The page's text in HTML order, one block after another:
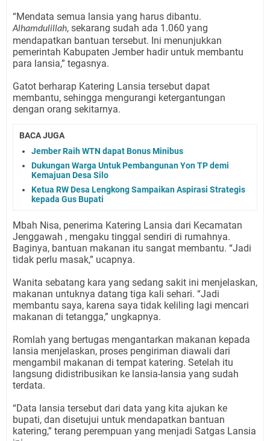
“Mendata semua lansia yang harus dibantu.
Alhamdulillah, sekarang sudah ada 1.060 yang
mendapatkan bantuan tersebut. Ini menunjukkan
pemerintah Kabupaten Jember hadir untuk membantu
para lansia,” tegasnya.
Gatot berharap Katering Lansia tersebut dapat
membantu, sehingga mengurangi ketergantungan
dengan orang sekitarnya.
BACA JUGA
Jember Raih WTN dapat Bonus Minibus
Dukungan Warga Untuk Pembangunan Yon TP demi
Kemajuan Desa Silo
Ketua RW Desa Lengkong Sampaikan Aspirasi Strategis
kepada Gus Bupati
Mbah Nisa, penerima Katering Lansia dari Kecamatan
Jenggawah , mengaku tinggal sendiri di rumahnya.
Baginya, bantuan makanan itu sangat membantu. “Jadi
tidak perlu masak,” ucapnya.
Wanita sebatang kara yang sedang sakit ini menjelaskan,
makanan untuknya datang tiga kali sehari. “Jadi
membantu saya, karena saya tidak keliling lagi mencari
makanan di tetangga,” ungkapnya.
Romlah yang bertugas mengantarkan makanan kepada
lansia menjelaskan, proses pengiriman diawali dari
mengambil makanan di tempat katering. Setelah itu
langsung didistribusikan ke lansia-lansia yang sudah
terdata.
“Data lansia tersebut dari data yang kita ajukan ke
bupati, dan disetujui untuk mendapatkan bantuan
katering,” terang perempuan yang menjadi Satgas Lansia